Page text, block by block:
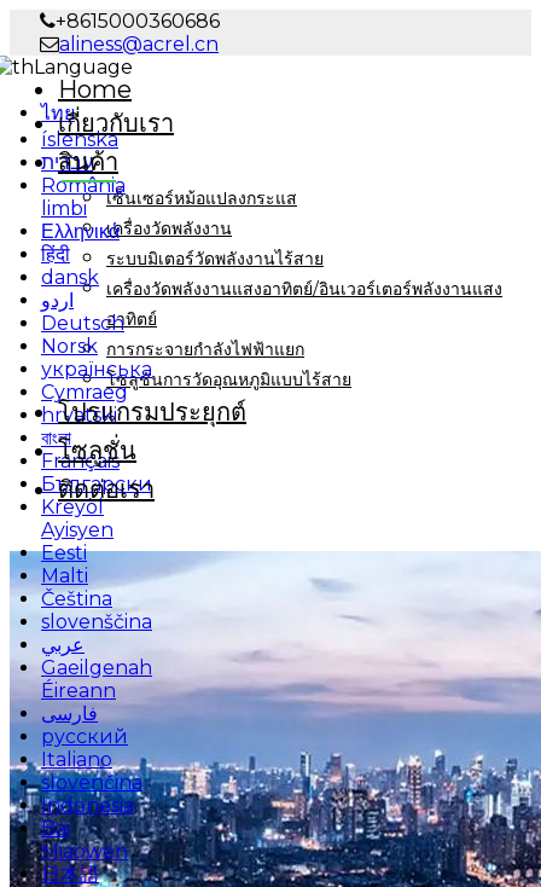
+8615000360686
aliness@acrel.cn
Language
ไทย
íslenska
עברית
România
limbi
Ελληνικά
हिंदी
dansk
اردو
Deutsch
Norsk
українська
Cymraeg
hrvatski
বাংলা
Français
Български
Kreyòl
Ayisyen
Eesti
Malti
Čeština
slovenščina
عربي
Gaeilgenah
Éireann
فارسی
русский
Italiano
slovenčina
Indonesia
Bai
Miaowen
日本語
Home
เกี่ยวกับเรา
สินค้า
เซ็นเซอร์หม้อแปลงกระแส
เครื่องวัดพลังงาน
ระบบมิเตอร์วัดพลังงานไร้สาย
เครื่องวัดพลังงานแสงอาทิตย์/อินเวอร์เตอร์พลังงานแสง
อาทิตย์
การกระจายกำลังไฟฟ้าแยก
โซลูชันการวัดอุณหภูมิแบบไร้สาย
โปรแกรมประยุกต์
โซลูชั่น
ติดต่อเรา